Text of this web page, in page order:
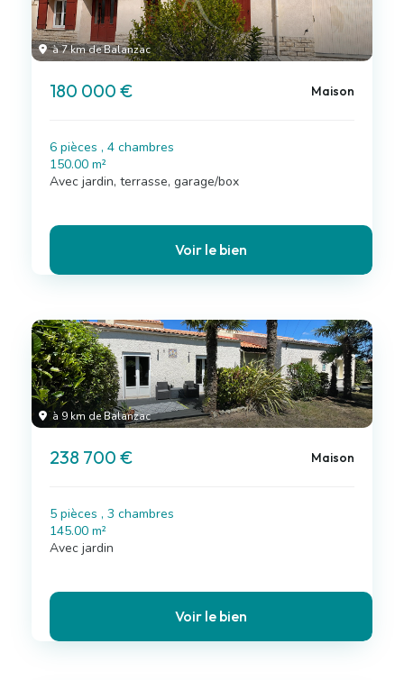
à 7 km de Balanzac
180 000 € Maison
6 pièces , 4 chambres
150.00 m²
Avec jardin, terrasse, garage/box
Voir le bien
à 9 km de Balanzac
238 700 € Maison
5 pièces , 3 chambres
145.00 m²
Avec jardin
Voir le bien